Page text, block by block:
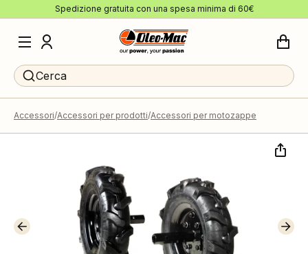
Spedizione gratuita con una spesa minima di 60€
Cerca
Accessori Accessori per prodotti Accessori per motozappe